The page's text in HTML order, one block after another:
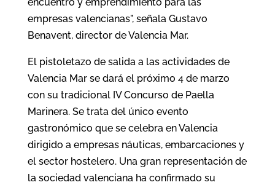
empresas valencianas”, señala Gustavo
Benavent, director de Valencia Mar.
El pistoletazo de salida a las actividades de
Valencia Mar se dará el próximo 4 de marzo
con su tradicional IV Concurso de Paella
Marinera. Se trata del único evento
gastronómico que se celebra en Valencia
dirigido a empresas náuticas, embarcaciones y
el sector hostelero. Una gran representación de
la sociedad valenciana ha confirmado su